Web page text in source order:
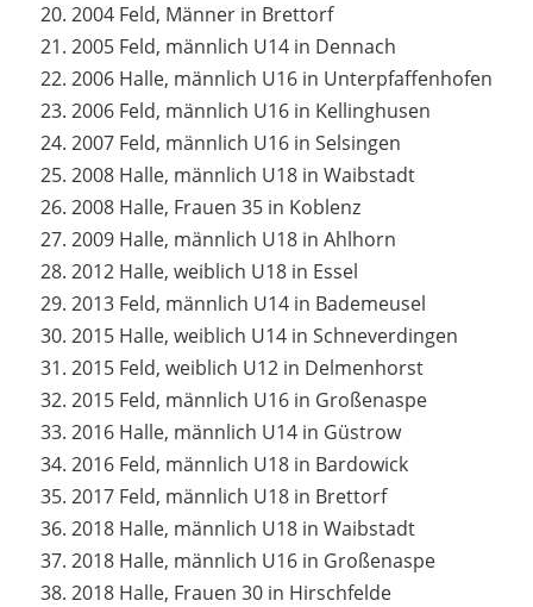
2004 Feld, Männer in Brettorf
2005 Feld, männlich U14 in Dennach
2006 Halle, männlich U16 in Unterpfaffenhofen
2006 Feld, männlich U16 in Kellinghusen
2007 Feld, männlich U16 in Selsingen
2008 Halle, männlich U18 in Waibstadt
2008 Halle, Frauen 35 in Koblenz
2009 Halle, männlich U18 in Ahlhorn
2012 Halle, weiblich U18 in Essel
2013 Feld, männlich U14 in Bademeusel
2015 Halle, weiblich U14 in Schneverdingen
2015 Feld, weiblich U12 in Delmenhorst
2015 Feld, männlich U16 in Großenaspe
2016 Halle, männlich U14 in Güstrow
2016 Feld, männlich U18 in Bardowick
2017 Feld, männlich U18 in Brettorf
2018 Halle, männlich U18 in Waibstadt
2018 Halle, männlich U16 in Großenaspe
2018 Halle, Frauen 30 in Hirschfelde